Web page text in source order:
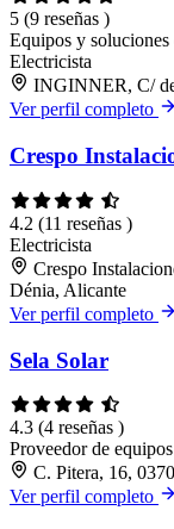
5 (9 reseñas )
Equipos y soluciones
Electricista
INGINNER, C/
Ver perfil completo
Crespo
4.2 (11 reseñas )
Electricista
Crespo
Dénia, Alicante
Ver perfil completo
Sela Solar
4.3 (4 reseñas )
Proveedor de
C. Pitera, 16,
Ver perfil completo